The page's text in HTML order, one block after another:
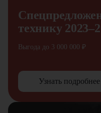
технику
Выгода до 3 000 000 ₽
Узнать подробнее